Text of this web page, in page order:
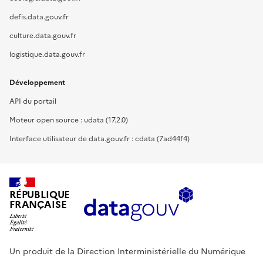
defis.data.gouv.fr
culture.data.gouv.fr
logistique.data.gouv.fr
Développement
API du portail
Moteur open source : udata (17.2.0)
Interface utilisateur de data.gouv.fr : cdata (7ad44f4)
RÉPUBLIQUE
FRANÇAISE
Un produit de la Direction Interministérielle du Numérique